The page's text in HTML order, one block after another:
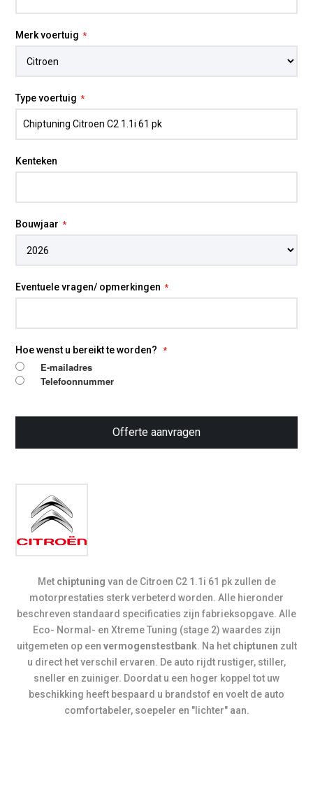
Merk voertuig
Type voertuig
Kenteken
Bouwjaar
Eventuele vragen/ opmerkingen
Hoe wenst u bereikt te worden?
E-mailadres
Telefoonnummer
Offerte aanvragen
Met chiptuning van de Citroen C2 1.1i 61 pk zullen de
motorprestaties sterk verbeterd worden. Alle hieronder
beschreven standaard specificaties zijn fabrieksopgave. Alle
Eco- Normal- en Xtreme Tuning (stage 2) waardes zijn
uitgemeten op een vermogenstestbank. Na het chiptunen zult
u direct het verschil ervaren. De auto rijdt rustiger, stiller,
sneller en zuiniger. Doordat u een hoger koppel tot uw
beschikking heeft bespaard u brandstof en voelt de auto
comfortabeler, soepeler en "lichter" aan.